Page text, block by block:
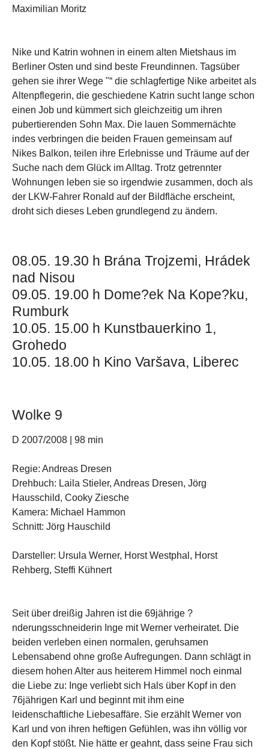
Maximilian Moritz
Nike und Katrin wohnen in einem alten Mietshaus im
Berliner Osten und sind beste Freundinnen. Tagsüber
gehen sie ihrer Wege "“ die schlagfertige Nike arbeitet als
Altenpflegerin, die geschiedene Katrin sucht lange schon
einen Job und kümmert sich gleichzeitig um ihren
pubertierenden Sohn Max. Die lauen Sommernächte
indes verbringen die beiden Frauen gemeinsam auf
Nikes Balkon, teilen ihre Erlebnisse und Träume auf der
Suche nach dem Glück im Alltag. Trotz getrennter
Wohnungen leben sie so irgendwie zusammen, doch als
der LKW-Fahrer Ronald auf der Bildfläche erscheint,
droht sich dieses Leben grundlegend zu ändern.
08.05. 19.30 h Brána Trojzemi, Hrádek
nad Nisou
09.05. 19.00 h Dome?ek Na Kope?ku,
Rumburk
10.05. 15.00 h Kunstbauerkino 1,
Grohedo
10.05. 18.00 h Kino Varšava, Liberec
Wolke 9
D 2007/2008 | 98 min
Regie: Andreas Dresen
Drehbuch: Laila Stieler, Andreas Dresen, Jörg
Hausschild, Cooky Ziesche
Kamera: Michael Hammon
Schnitt: Jörg Hauschild
Darsteller: Ursula Werner, Horst Westphal, Horst
Rehberg, Steffi Kühnert
Seit über dreißig Jahren ist die 69jährige ?
nderungsschneiderin Inge mit Werner verheiratet. Die
beiden verleben einen normalen, geruhsamen
Lebensabend ohne große Aufregungen. Dann schlägt in
diesem hohen Alter aus heiterem Himmel noch einmal
die Liebe zu: Inge verliebt sich Hals über Kopf in den
76jährigen Karl und beginnt mit ihm eine
leidenschaftliche Liebesaffäre. Sie erzählt Werner von
Karl und von ihren heftigen Gefühlen, was ihn völlig vor
den Kopf stößt. Nie hätte er geahnt, dass seine Frau sich